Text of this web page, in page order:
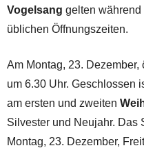
Vogelsang gelten
üblichen Öffnungszeiten.
Am Montag, 23.
um 6.30 Uhr. Geschlossen
am ersten und zweiten
Silvester und Neujahr. Das
Montag, 23. Dezember,